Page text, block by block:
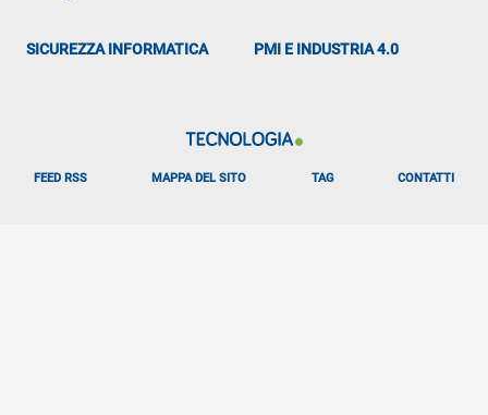
SICUREZZA INFORMATICA PMI E INDUSTRIA 4.0
FEED RSS MAPPA DEL SITO TAG CONTATTI